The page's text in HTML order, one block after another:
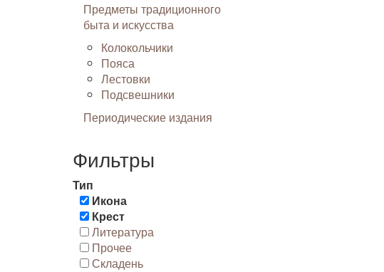
Предметы традиционного
быта и искусства
Колокольчики
Пояса
Лестовки
Подсвешники
Периодические издания
Фильтры
Тип
Икона
Крест
Литература
Прочее
Складень